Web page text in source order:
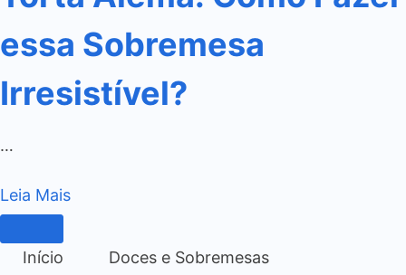
essa Sobremesa
Irresistível?
…
Leia Mais
Início
Doces e Sobremesas